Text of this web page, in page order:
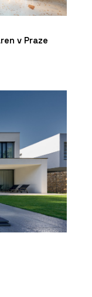
v Praze